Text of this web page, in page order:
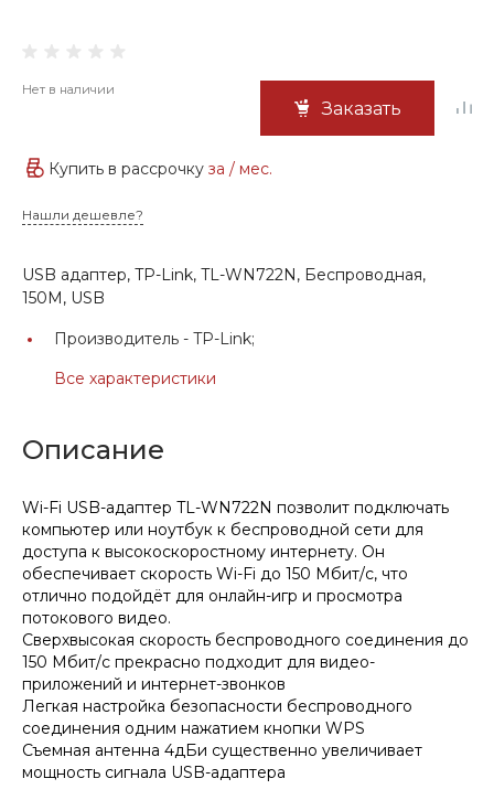
Нет в наличии
Заказать
Купить в рассрочку за / мес.
Нашли дешевле?
USB адаптер, TP-Link, TL-WN722N, Беспроводная,
150M, USB
Производитель - TP-Link;
Все характеристики
Описание
Wi-Fi USB-адаптер TL-WN722N позволит подключать
компьютер или ноутбук к беспроводной сети для
доступа к высокоскоростному интернету. Он
обеспечивает скорость Wi-Fi до 150 Мбит/с, что
отлично подойдёт для онлайн-игр и просмотра
потокового видео.
Сверхвысокая скорость беспроводного соединения до
150 Мбит/с прекрасно подходит для видео-
приложений и интернет-звонков
Легкая настройка безопасности беспроводного
соединения одним нажатием кнопки WPS
Съемная антенна 4дБи существенно увеличивает
мощность сигнала USB-адаптера